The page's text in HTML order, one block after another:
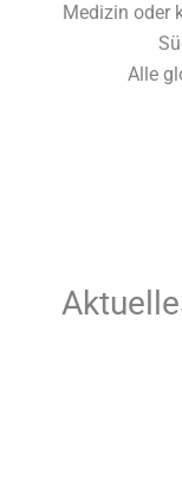
Medizin oder
Alle